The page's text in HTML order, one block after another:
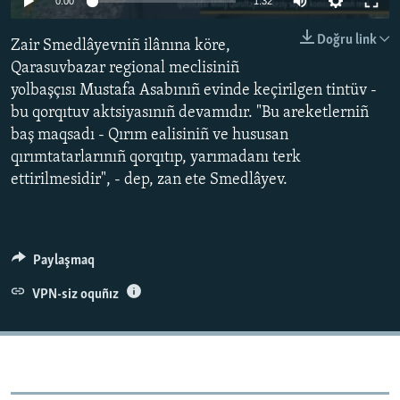
Українською
QOŞULIÑIZ!
Doğru link
Zair Smedlâyevniñ ilânına köre,
Qarasuvbazar regional meclisiniñ
yolbaşçısı Mustafa Asabınıñ evinde keçirilgen tintüv -
bu qorqıtuv aktsiyasınıñ devamıdır. "Bu areketlerniñ
baş maqsadı - Qırım ealisiniñ ve hususan
qırımtatarlarınıñ qorqıtıp, yarımadanı terk
ettirilmesidir", - dep, zan ete Smedlâyev.
Paylaşmaq
VPN-siz oquñız